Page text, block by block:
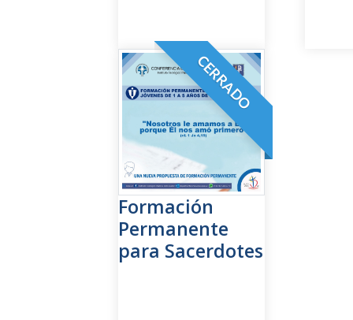
Formación
Permanente
para Sacerdotes